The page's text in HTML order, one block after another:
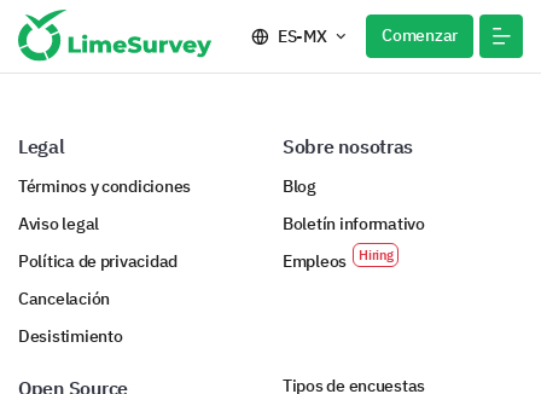
ES-MX Comenzar
Legal
Términos y condiciones
Aviso legal
Política de privacidad
Cancelación
Desistimiento
Sobre nosotras
Blog
Boletín informativo
Empleos
Open Source
Tipos de encuestas